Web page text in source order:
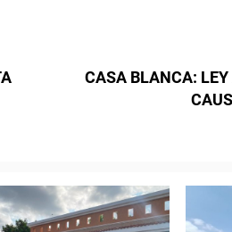
CASA BLANCA: